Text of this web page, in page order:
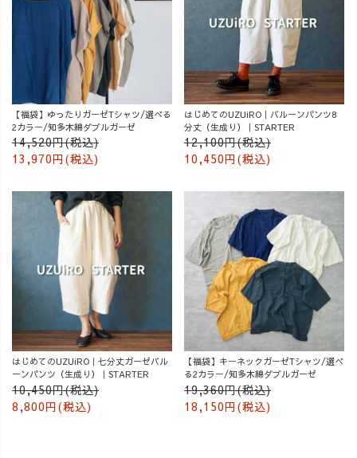
【福袋】ゆったりガーゼTシャツ/選べる
2カラー/知多木綿ダブルガーゼ
14,520円(税込)
13,970円(税込)
はじめてのUZUiRO｜バルーンパンツ8
分丈（生成り）｜STARTER
12,100円(税込)
10,450円(税込)
はじめてのUZUiRO｜七分丈ガーゼバル
ーンパンツ（生成り）｜STARTER
10,450円(税込)
8,800円(税込)
【福袋】キーネックガーゼTシャツ/選べ
る2カラー/知多木綿ダブルガーゼ
19,360円(税込)
18,150円(税込)